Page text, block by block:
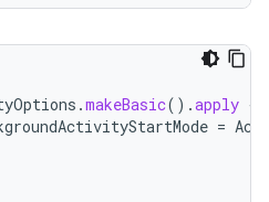
.makeBasic().apply {
=